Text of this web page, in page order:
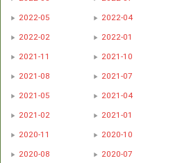
2022-05
2022-04
2022-02
2022-01
2021-11
2021-10
2021-08
2021-07
2021-05
2021-04
2021-02
2021-01
2020-11
2020-10
2020-08
2020-07